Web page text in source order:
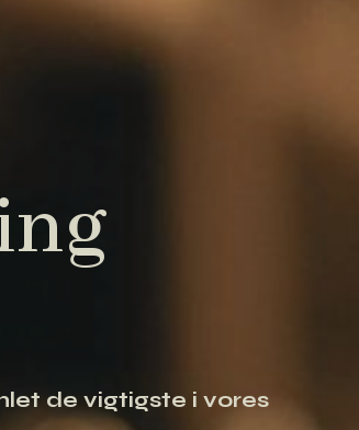
de vigtigste i vores